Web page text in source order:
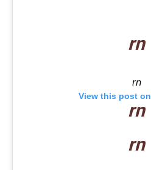
rn
rn
View this post
rn
rn